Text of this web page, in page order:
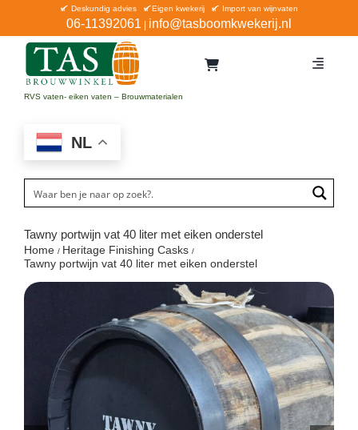
inhoud
06-11392061 info@tasboomkwekerij.nl
Deskundig advies Eigen kwekerij Import van wijnvaten
Toggle
Home
Catalogus
Aanbiedingen
Winkel Waddinxveen
RVS vaten- eiken vaten – Brouwmaterialen
NL
Tawny portwijn vat 40 liter met eiken onderstel
Home
Heritage Finishing Casks
Tawny portwijn vat 40 liter met eiken onderstel